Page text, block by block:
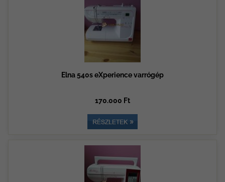
Elna 540s eXperience varrógép
170.000 Ft